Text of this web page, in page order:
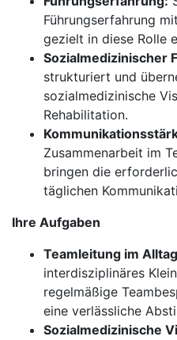
Führungserfahrung
gezielt in diese Rolle
Sozialmedizinischer
strukturiert und
sozialmedizinische
Rehabilitation.
Zusammenarbeit im
bringen die
täglichen
Ihre Aufgaben
Teamleitung im
interdisziplinäres
regelmäßige
eine verlässliche
Sozialmedizinische